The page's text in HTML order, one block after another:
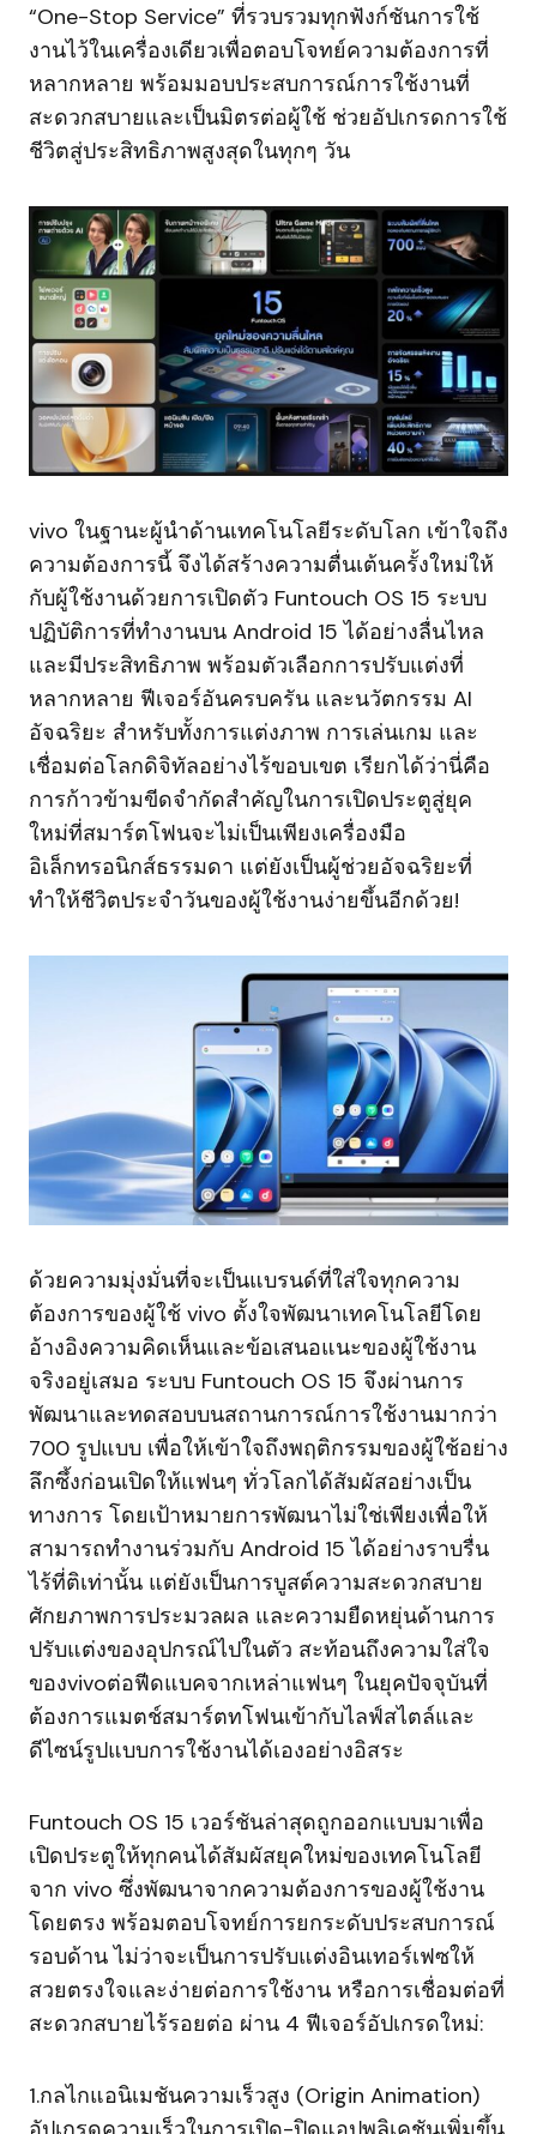
“One-Stop Service” ที่รวบรวมทุกฟังก์ชันการใช้
งานไว้ในเครื่องเดียวเพื่อตอบโจทย์ความต้องการที่
หลากหลาย พร้อมมอบประสบการณ์การใช้งานที่
สะดวกสบายและเป็นมิตรต่อผู้ใช้ ช่วยอัปเกรดการใช้
ชีวิตสู่ประสิทธิภาพสูงสุดในทุกๆ วัน
vivo ในฐานะผู้นำด้านเทคโนโลยีระดับโลก เข้าใจถึง
ความต้องการนี้ จึงได้สร้างความตื่นเต้นครั้งใหม่ให้
กับผู้ใช้งานด้วยการเปิดตัว Funtouch OS 15 ระบบ
ปฏิบัติการที่ทำงานบน Android 15 ได้อย่างลื่นไหล
และมีประสิทธิภาพ พร้อมตัวเลือกการปรับแต่งที่
หลากหลาย ฟีเจอร์อันครบครัน และนวัตกรรม AI
อัจฉริยะ สำหรับทั้งการแต่งภาพ การเล่นเกม และ
เชื่อมต่อโลกดิจิทัลอย่างไร้ขอบเขต เรียกได้ว่านี่คือ
การก้าวข้ามขีดจำกัดสำคัญในการเปิดประตูสู่ยุค
ใหม่ที่สมาร์ตโฟนจะไม่เป็นเพียงเครื่องมือ
อิเล็กทรอนิกส์ธรรมดา แต่ยังเป็นผู้ช่วยอัจฉริยะที่
ทำให้ชีวิตประจำวันของผู้ใช้งานง่ายขึ้นอีกด้วย!
ด้วยความมุ่งมั่นที่จะเป็นแบรนด์ที่ใส่ใจทุกความ
ต้องการของผู้ใช้ vivo ตั้งใจพัฒนาเทคโนโลยีโดย
อ้างอิงความคิดเห็นและข้อเสนอแนะของผู้ใช้งาน
จริงอยู่เสมอ ระบบ Funtouch OS 15 จึงผ่านการ
พัฒนาและทดสอบบนสถานการณ์การใช้งานมากว่า
700 รูปแบบ เพื่อให้เข้าใจถึงพฤติกรรมของผู้ใช้อย่าง
ลึกซึ้งก่อนเปิดให้แฟนๆ ทั่วโลกได้สัมผัสอย่างเป็น
ทางการ โดยเป้าหมายการพัฒนาไม่ใช่เพียงเพื่อให้
สามารถทำงานร่วมกับ Android 15 ได้อย่างราบรื่น
ไร้ที่ติเท่านั้น แต่ยังเป็นการบูสต์ความสะดวกสบาย
ศักยภาพการประมวลผล และความยืดหยุ่นด้านการ
ปรับแต่งของอุปกรณ์ไปในตัว สะท้อนถึงความใส่ใจ
ของvivoต่อฟีดแบคจากเหล่าแฟนๆ ในยุคปัจจุบันที่
ต้องการแมตช์สมาร์ตทโฟนเข้ากับไลฟ์สไตล์และ
ดีไซน์รูปแบบการใช้งานได้เองอย่างอิสระ
Funtouch OS 15 เวอร์ชันล่าสุดถูกออกแบบมาเพื่อ
เปิดประตูให้ทุกคนได้สัมผัสยุคใหม่ของเทคโนโลยี
จาก vivo ซึ่งพัฒนาจากความต้องการของผู้ใช้งาน
โดยตรง พร้อมตอบโจทย์การยกระดับประสบการณ์
รอบด้าน ไม่ว่าจะเป็นการปรับแต่งอินเทอร์เฟซให้
สวยตรงใจและง่ายต่อการใช้งาน หรือการเชื่อมต่อที่
สะดวกสบายไร้รอยต่อ ผ่าน 4 ฟีเจอร์อัปเกรดใหม่:
1.กลไกแอนิเมชันความเร็วสูง (Origin Animation)